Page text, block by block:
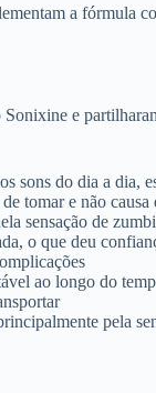
a fórmula
e
sons do dia a dia,
tomar e não causa
sensação de
o que deu
ao longo do
pela